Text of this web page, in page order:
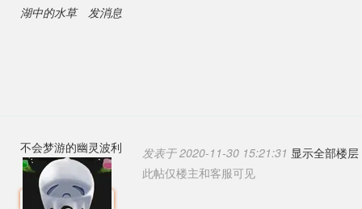
湖中的水草 发消息
不会梦游的幽灵波利 发表于 2020-11-30 15:21:31 显示全部楼层
此帖仅楼主和客服可见